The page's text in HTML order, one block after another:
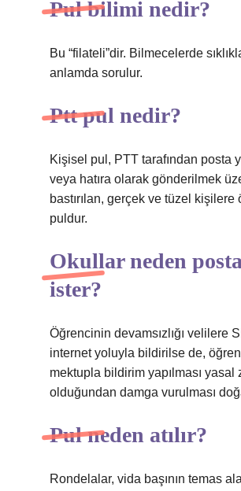
Pul bilimi nedir?
Bu “filateli”dir. Bilmecelerde
anlamda sorulur.
Ptt pul nedir?
Kişisel pul, PTT tarafından posta
veya hatıra olarak gönderilmek
bastırılan, gerçek ve tüzel kişilere
puldur.
Okullar neden
ister?
Öğrencinin devamsızlığı velilere
internet yoluyla bildirilse de,
mektupla bildirim yapılması yasal
olduğundan damga vurulması
Pul neden atılır?
Rondelalar, vida başının temas